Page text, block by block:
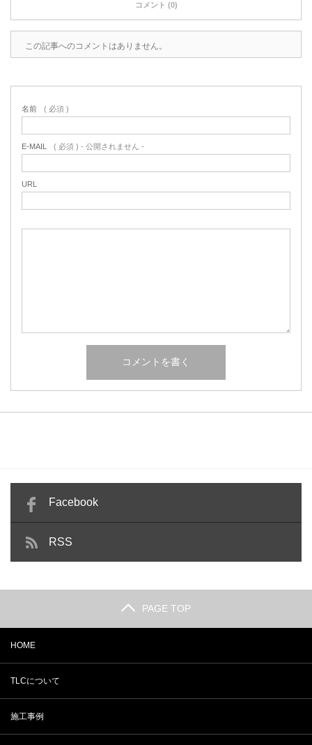
コメント (0)
この記事へのコメントはありません。
名前 ( 必須 )
E-MAIL ( 必須 ) - 公開されません -
URL
Facebook
RSS
PAGE TOP
HOME
TLCについて
施工事例